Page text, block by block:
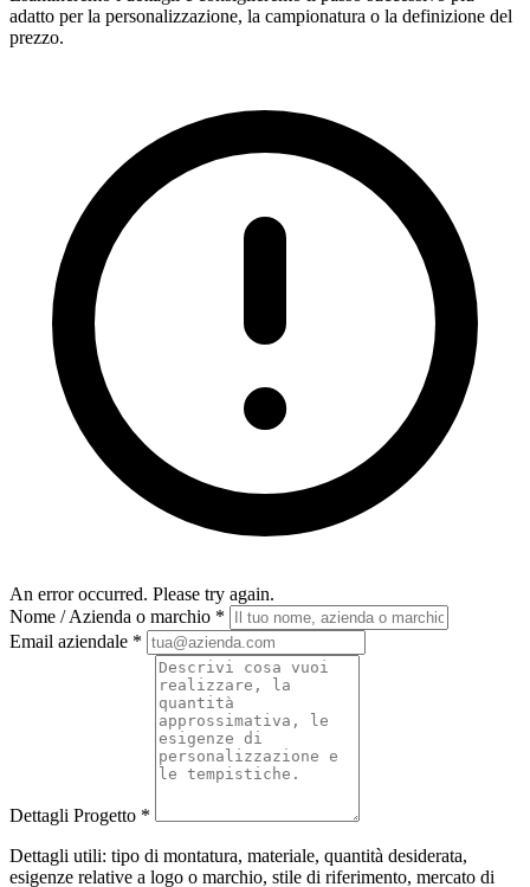
adatto per la personalizzazione, la campionatura o la definizione del
prezzo.
An error occurred. Please try again.
Nome / Azienda o marchio *
Email aziendale *
Dettagli Progetto *
Dettagli utili: tipo di montatura, materiale, quantità desiderata,
esigenze relative a logo o marchio, stile di riferimento, mercato di